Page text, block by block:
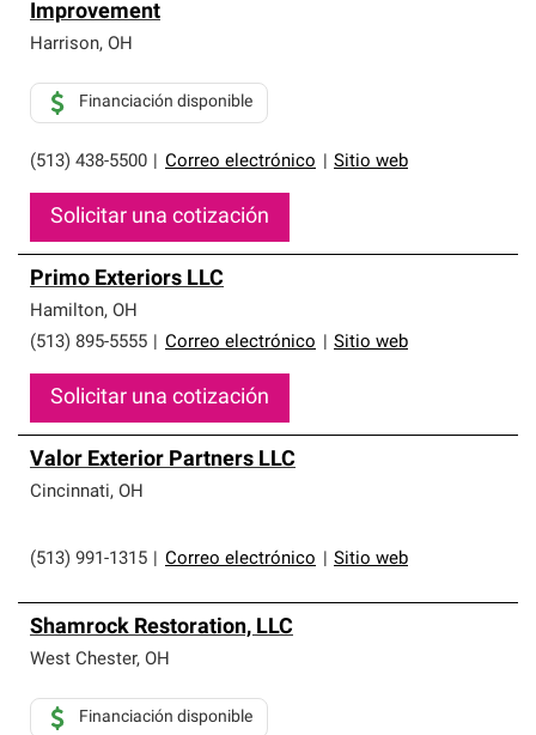
Improvement
Harrison, OH
(513) 438-5500 Correo electrónico Sitio web
Financiación disponible
Solicitar una cotización
Primo Exteriors LLC
Hamilton, OH
(513) 895-5555
Correo electrónico Sitio web
Solicitar una cotización
Valor Exterior Partners LLC
Cincinnati, OH
(513) 991-1315 Correo electrónico Sitio web
Shamrock Restoration, LLC
West Chester, OH
Financiación disponible